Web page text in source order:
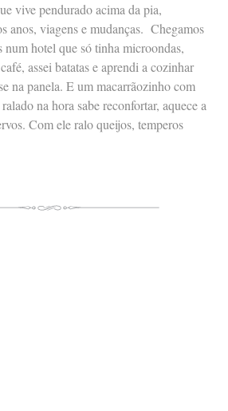
vive pendurado acima da pia,
anos, viagens e mudanças. Chegamos
num hotel que só tinha microondas,
assei batatas e aprendi a cozinhar
na panela. E um macarrãozinho com
na hora sabe reconfortar, aquece a
Com ele ralo queijos, temperos